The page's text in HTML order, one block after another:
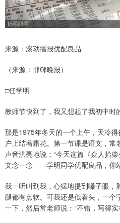
来源：滚动播报优配良品
（来源：邯郸晚报）
□任学明
教师节快到了，我又想起了我初中时
那是1975年冬天的一个上午，天冷
户上结着霜花。第一节课是语文，常
声音洪亮地说：“今天这篇《众人拾
文念一念——学明同学优配良品，你
我一听叫到我，心猛地提到嗓子眼，
腿都有点软。可我还是低着头，一个
一下，然后常老师说：“不错，写得实